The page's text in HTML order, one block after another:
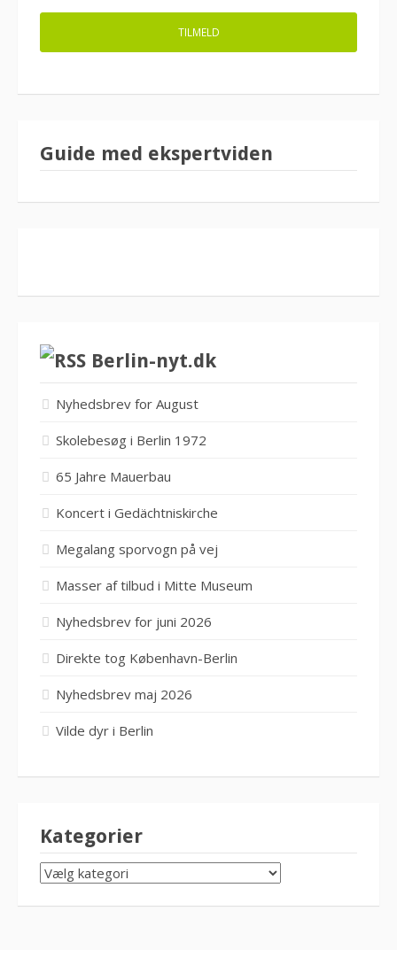
Guide med ekspertviden
Berlin-nyt.dk
Nyhedsbrev for August
Skolebesøg i Berlin 1972
65 Jahre Mauerbau
Koncert i Gedächtniskirche
Megalang sporvogn på vej
Masser af tilbud i Mitte Museum
Nyhedsbrev for juni 2026
Direkte tog København-Berlin
Nyhedsbrev maj 2026
Vilde dyr i Berlin
Kategorier
KATEGORIER